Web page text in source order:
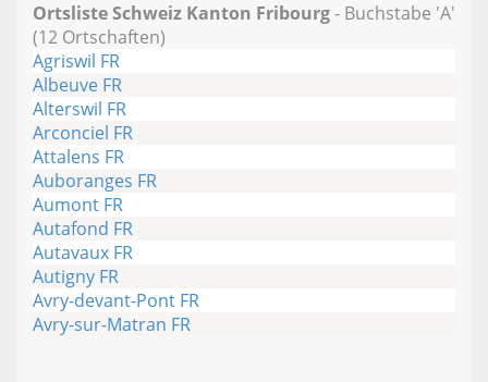
Ortsliste Schweiz Kanton Fribourg- Buchstabe 'A'
(12 Ortschaften)
Agriswil FR
Albeuve FR
Alterswil FR
Arconciel FR
Attalens FR
Auboranges FR
Aumont FR
Autafond FR
Autavaux FR
Autigny FR
Avry-devant-Pont FR
Avry-sur-Matran FR